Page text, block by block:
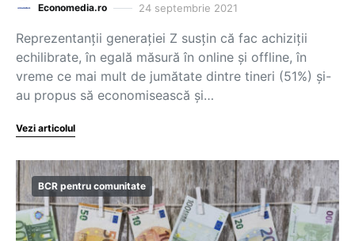
Economedia.ro 24 septembrie 2021
Reprezentanții generației Z susțin că fac achiziții
echilibrate, în egală măsură în online și offline, în
vreme ce mai mult de jumătate dintre tineri (51%) și-
au propus să economisească și…
Vezi articolul
BCR pentru comunitate